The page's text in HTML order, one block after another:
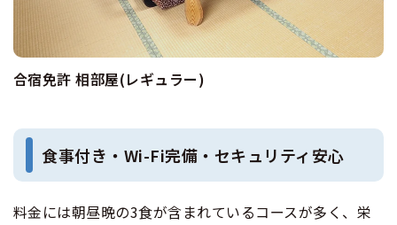
合宿免許 相部屋(レギュラー)
食事付き・Wi-Fi完備・セキュリティ安心
料金には朝昼晩の3食が含まれているコースが多く、栄